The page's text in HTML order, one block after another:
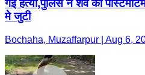
गई हत्या,पुलिस ने शव को
मे जुटी
Bochaha, Muzaffarpur | Aug 6,